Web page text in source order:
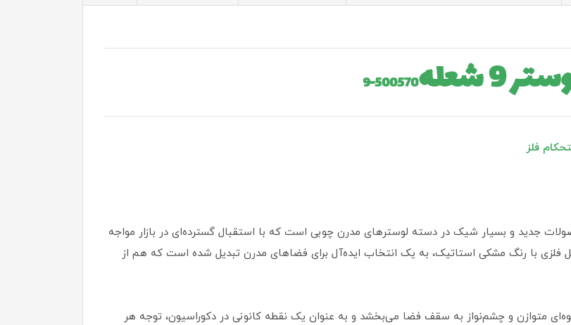
9 شعله 500570-9
و طراحی مربع، یکی از محصولات جدید و بسیار شیک در دسته لوسترهای مدرن چوبی است که با استقبال گسترده‌ای در بازار مواجه
با رنگ مشکی استاتیک، به یک انتخاب ایده‌آل برای فضاهای مدرن تبدیل شده است که هم از
لوستر، با ۹ شعله نورپردازی، جلوه‌ای متوازن و چشم‌نواز به سقف فضا می‌بخشد و به عنوان یک نقطه کانونی در دکوراسیون، توجه هر